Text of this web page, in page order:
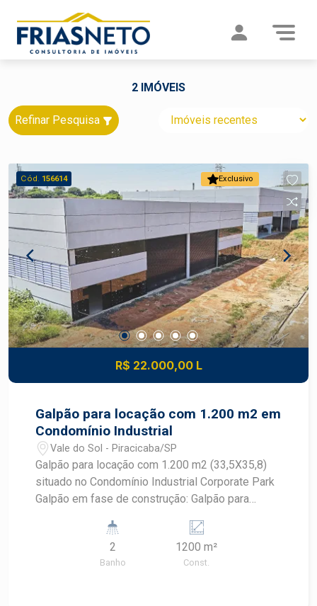
2 IMÓVEIS
Refinar Pesquisa
Exclusivo
Cód. 156614
R$ 22.000,00 L
Galpão para locação com 1.200 m2 em
Condomínio Industrial
Vale do Sol - Piracicaba/SP
Galpão para locação com 1.200 m2 (33,5X35,8)
situado no Condomínio Industrial Corporate Park
Galpão em fase de construção: Galpão para
localização privilegiada: ao lado da Rodovia
SP304 (Rodovia Geraldo de Barros, KM 173),
com saída para varias cidades vizinhas tais com:
2
Banho
1200 m²
Const.